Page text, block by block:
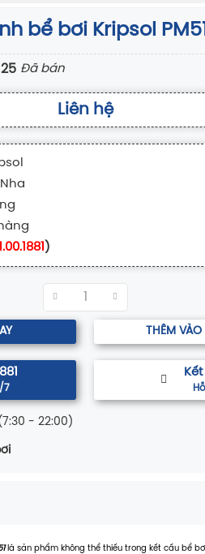
bể bơi Kripsol
25 Đã bán
Liên hệ
)
THÊM
7
- 22:00)
là sản phẩm không thể thiếu trong kết cấu bể